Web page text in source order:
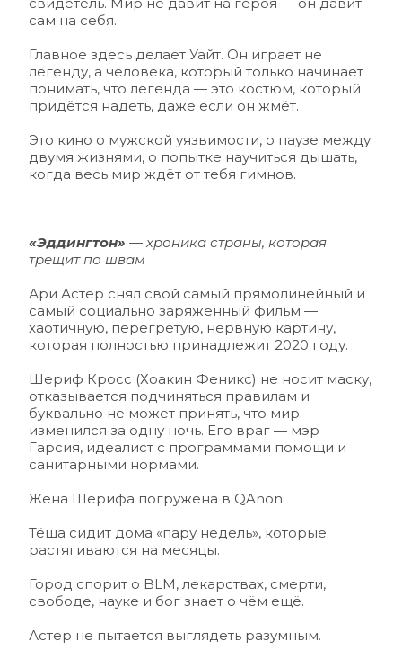
сам на себя.
Главное здесь делает Уайт. Он играет не
легенду, а человека, который только начинает
понимать, что легенда — это костюм, который
придётся надеть, даже если он жмёт.
Это кино о мужской уязвимости, о паузе между
двумя жизнями, о попытке научиться дышать,
когда весь мир ждёт от тебя гимнов.
«Эддингтон» — хроника страны, которая
трещит по швам
Ари Астер снял свой самый прямолинейный и
самый социально заряженный фильм —
хаотичную, перегретую, нервную картину,
которая полностью принадлежит 2020 году.
Шериф Кросс (Хоакин Феникс) не носит маску,
отказывается подчиняться правилам и
буквально не может принять, что мир
изменился за одну ночь. Его враг — мэр
Гарсия, идеалист с программами помощи и
санитарными нормами.
Жена Шерифа погружена в QAnon.
Тёща сидит дома «пару недель», которые
растягиваются на месяцы.
Город спорит о BLM, лекарствах, смерти,
свободе, науке и бог знает о чём ещё.
Астер не пытается выглядеть разумным.